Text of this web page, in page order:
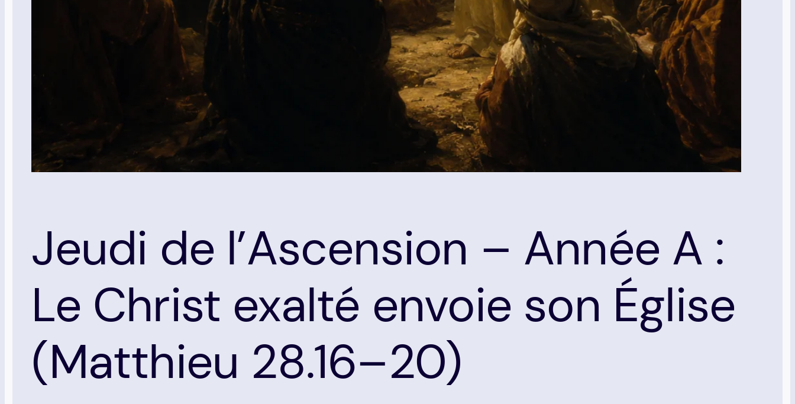
Jeudi de l’Ascension – Année A :
Le Christ exalté envoie son Église
(Matthieu 28.16–20)